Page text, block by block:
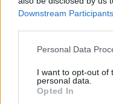
Downstream Participants
Please note that this
not limited to your visit
grant or deny consent
use your data for below
Personal Data
I want to opt-out of
personal data.
Opted In